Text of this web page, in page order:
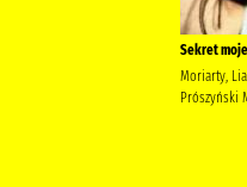
Sekret
Moriarty,
Prószyński